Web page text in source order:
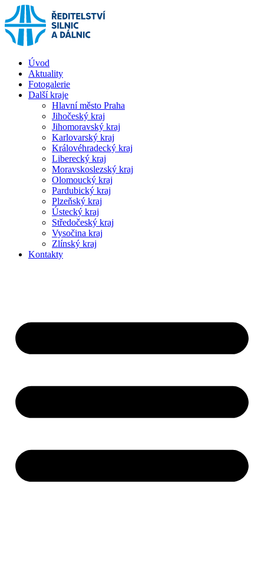
Úvod
Aktuality
Fotogalerie
Další kraje
Hlavní město Praha
Jihočeský kraj
Jihomoravský kraj
Karlovarský kraj
Královéhradecký kraj
Liberecký kraj
Moravskoslezský kraj
Olomoucký kraj
Pardubický kraj
Plzeňský kraj
Ústecký kraj
Středočeský kraj
Vysočina kraj
Zlínský kraj
Kontakty